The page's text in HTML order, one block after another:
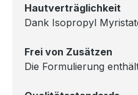
Hautverträglichkeit
Dank Isopropyl
Frei von Zusätzen
Die Formulierung